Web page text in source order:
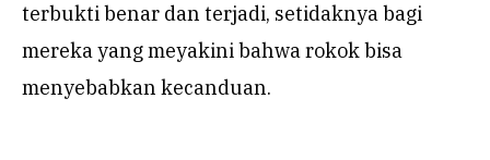
terbukti benar dan terjadi, setidaknya bagi
mereka yang meyakini bahwa rokok bisa
menyebabkan kecanduan.